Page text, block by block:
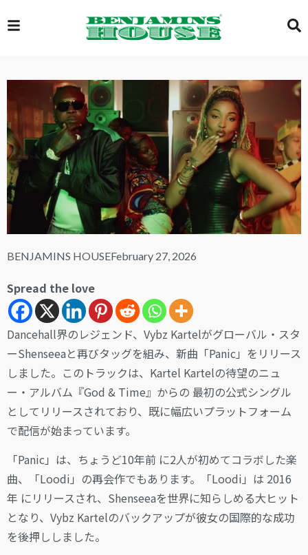
EXCLUSIVE
GLOBAL
VIDEOS
GALLERY
BENJAMINS HOUSEFebruary 27, 2026
Spread the love
Dancehall界のレジェンド、Vybz Kartelがグローバル・スタ
ーShenseeaと再びタッグを組み、新曲「Panic」をリリース
しました。このトラックは、Kartel Kartelの待望のニュ
ー・アルバム『God & Time』からの 最初の公式シングル
としてリリースされており、既に幅広いプラットフォーム
で配信が始まっています。
「Panic」は、ちょうど10年前 に2人が初めてコラボした楽
曲、「Loodi」の再会作でもあります。「Loodi」は 2016
年 にリリースされ、Shenseeaを世界に知らしめる大ヒット
となり、Vybz Kartelのバックアップが彼女の国際的な成功
を後押ししました。